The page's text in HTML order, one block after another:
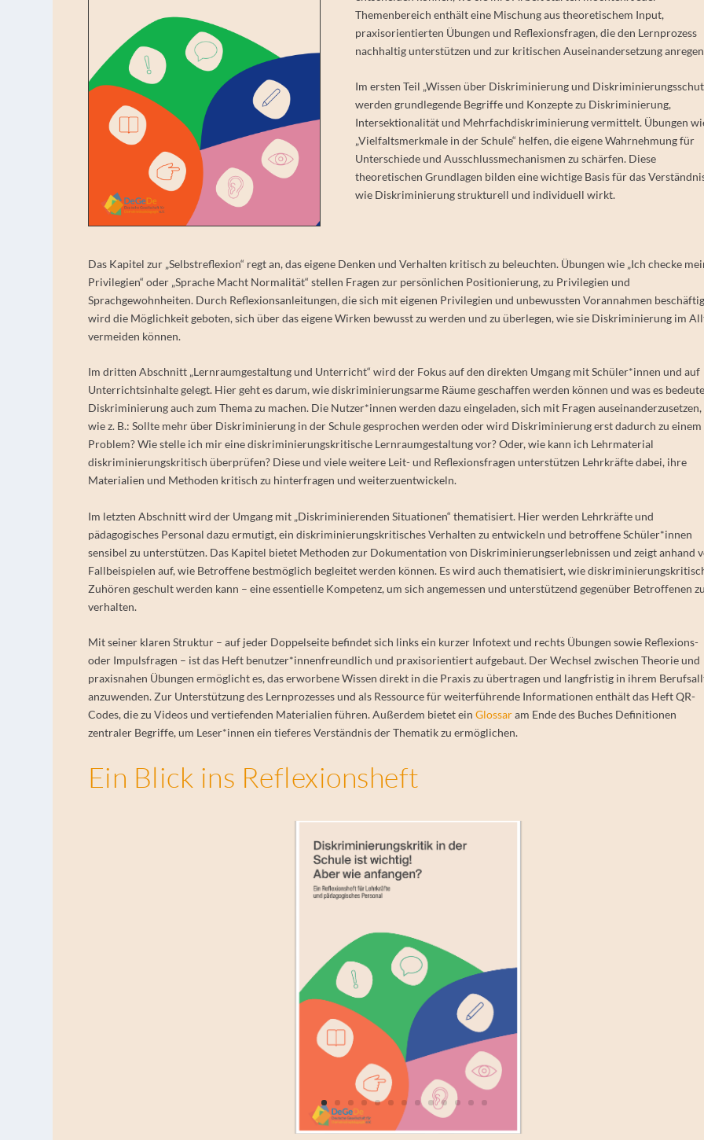
Themenbereich enthält eine Mischung aus theoretischem Input,
praxisorientierten Übungen und Reflexionsfragen, die den Lernprozess
nachhaltig unterstützen und zur kritischen Auseinandersetzung
Im ersten Teil „Wissen über Diskriminierung und
werden grundlegende Begriffe und Konzepte zu Diskriminierung,
Intersektionalität und Mehrfachdiskriminierung vermittelt. Übungen
„Vielfaltsmerkmale in der Schule“ helfen, die eigene Wahrnehmung für
Unterschiede und Ausschlussmechanismen zu schärfen. Diese
theoretischen Grundlagen bilden eine wichtige Basis für das
wie Diskriminierung strukturell und individuell wirkt.
Das Kapitel zur „Selbstreflexion“ regt an, das eigene Denken und Verhalten kritisch zu beleuchten. Übungen wie „Ich checke
Privilegien“ oder „Sprache Macht Normalität“ stellen Fragen zur persönlichen Positionierung, zu Privilegien und
Sprachgewohnheiten. Durch Reflexionsanleitungen, die sich mit eigenen Privilegien und unbewussten Vorannahmen
wird die Möglichkeit geboten, sich über das eigene Wirken bewusst zu werden und zu überlegen, wie sie Diskriminierung im
vermeiden können.
Im dritten Abschnitt „Lernraumgestaltung und Unterricht“ wird der Fokus auf den direkten Umgang mit Schüler*innen und auf
Unterrichtsinhalte gelegt. Hier geht es darum, wie diskriminierungsarme Räume geschaffen werden können und was es
Diskriminierung auch zum Thema zu machen. Die Nutzer*innen werden dazu eingeladen, sich mit Fragen auseinanderzusetzen,
wie z. B.: Sollte mehr über Diskriminierung in der Schule gesprochen werden oder wird Diskriminierung erst dadurch zu einem
Problem? Wie stelle ich mir eine diskriminierungskritische Lernraumgestaltung vor? Oder, wie kann ich Lehrmaterial
diskriminierungskritisch überprüfen? Diese und viele weitere Leit- und Reflexionsfragen unterstützen Lehrkräfte dabei, ihre
Materialien und Methoden kritisch zu hinterfragen und weiterzuentwickeln.
Im letzten Abschnitt wird der Umgang mit „Diskriminierenden Situationen“ thematisiert. Hier werden Lehrkräfte und
pädagogisches Personal dazu ermutigt, ein diskriminierungskritisches Verhalten zu entwickeln und betroffene Schüler*innen
sensibel zu unterstützen. Das Kapitel bietet Methoden zur Dokumentation von Diskriminierungserlebnissen und zeigt anhand
Fallbeispielen auf, wie Betroffene bestmöglich begleitet werden können. Es wird auch thematisiert, wie
Zuhören geschult werden kann – eine essentielle Kompetenz, um sich angemessen und unterstützend gegenüber Betroffenen
verhalten.
Mit seiner klaren Struktur – auf jeder Doppelseite befindet sich links ein kurzer Infotext und rechts Übungen sowie Reflexions-
oder Impulsfragen – ist das Heft benutzer*innenfreundlich und praxisorientiert aufgebaut. Der Wechsel zwischen Theorie und
praxisnahen Übungen ermöglicht es, das erworbene Wissen direkt in die Praxis zu übertragen und langfristig in ihrem
anzuwenden. Zur Unterstützung des Lernprozesses und als Ressource für weiterführende Informationen enthält das Heft QR-
Codes, die zu Videos und vertiefenden Materialien führen. Außerdem bietet ein Glossaram Ende des Buches Definitionen
zentraler Begriffe, um Leser*innen ein tieferes Verständnis der Thematik zu ermöglichen.
Ein Blick ins Reflexionsheft